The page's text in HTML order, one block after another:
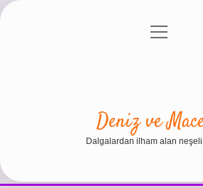
Gizlilik Politikası
menüyü
Deniz ve
Dalgalardan ilham alan